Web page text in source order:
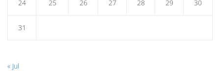
24 25 26 27 28 29 30
31
« Jul